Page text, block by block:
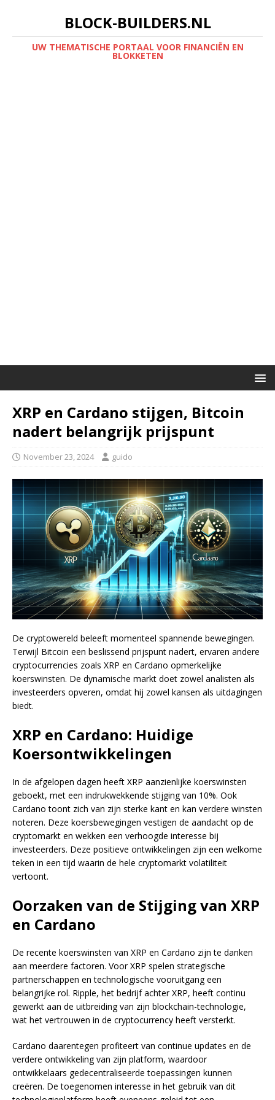
BLOCK-BUILDERS.NL
UW THEMATISCHE PORTAAL VOOR FINANCIËN EN
BLOKKETEN
XRP en Cardano stijgen, Bitcoin
nadert belangrijk prijspunt
November 23, 2024 guido
De cryptowereld beleeft momenteel spannende bewegingen.
Terwijl Bitcoin een beslissend prijspunt nadert, ervaren andere
cryptocurrencies zoals XRP en Cardano opmerkelijke
koerswinsten. De dynamische markt doet zowel analisten als
investeerders opveren, omdat hij zowel kansen als uitdagingen
biedt.
XRP en Cardano: Huidige
Koersontwikkelingen
In de afgelopen dagen heeft XRP aanzienlijke koerswinsten
geboekt, met een indrukwekkende stijging van 10%. Ook
Cardano toont zich van zijn sterke kant en kan verdere winsten
noteren. Deze koersbewegingen vestigen de aandacht op de
cryptomarkt en wekken een verhoogde interesse bij
investeerders. Deze positieve ontwikkelingen zijn een welkome
teken in een tijd waarin de hele cryptomarkt volatiliteit
vertoont.
Oorzaken van de Stijging van XRP
en Cardano
De recente koerswinsten van XRP en Cardano zijn te danken
aan meerdere factoren. Voor XRP spelen strategische
partnerschappen en technologische vooruitgang een
belangrijke rol. Ripple, het bedrijf achter XRP, heeft continu
gewerkt aan de uitbreiding van zijn blockchain-technologie,
wat het vertrouwen in de cryptocurrency heeft versterkt.
Cardano daarentegen profiteert van continue updates en de
verdere ontwikkeling van zijn platform, waardoor
ontwikkelaars gedecentraliseerde toepassingen kunnen
creëren. De toegenomen interesse in het gebruik van dit